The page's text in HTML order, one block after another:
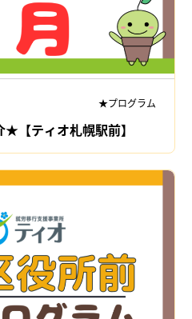
★プログラム
【ティオ札幌駅前】